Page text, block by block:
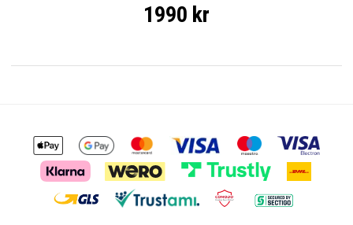
1990 kr